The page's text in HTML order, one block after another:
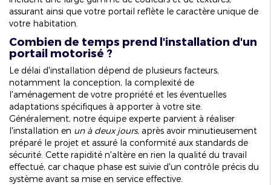
assurant ainsi que votre portail reflète le caractère unique de
votre habitation.
Combien de temps prend l'installation d'un
portail motorisé ?
Le délai d'installation dépend de plusieurs facteurs,
notamment la conception, la complexité de
l'aménagement de votre propriété et les éventuelles
adaptations spécifiques à apporter à votre site.
Généralement, notre équipe experte parvient à réaliser
l'installation en un à deux jours, après avoir minutieusement
préparé le projet et assuré la conformité aux standards de
sécurité. Cette rapidité n'altère en rien la qualité du travail
effectué, car chaque phase est suivie d'un contrôle précis du
système avant sa mise en service effective.